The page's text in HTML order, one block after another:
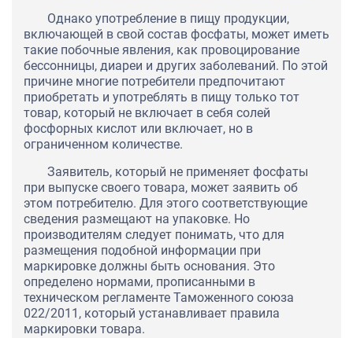
Однако употребление в пищу продукции,
включающей в свой состав фосфаты, может иметь
такие побочные явления, как провоцирование
бессонницы, диареи и других заболеваний. По этой
причине многие потребители предпочитают
приобретать и употреблять в пищу только тот
товар, который не включает в себя солей
фосфорных кислот или включает, но в
ограниченном количестве.
Заявитель, который не применяет фосфаты
при выпуске своего товара, может заявить об
этом потребителю. Для этого соответствующие
сведения размещают на упаковке. Но
производителям следует понимать, что для
размещения подобной информации при
маркировке должны быть основания. Это
определено нормами, прописанными в
техническом регламенте Таможенного союза
022/2011, который устанавливает правила
маркировки товара.